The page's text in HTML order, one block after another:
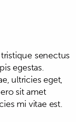
senectus
egestas.
ultricies eget,
sit amet
mi vitae est.